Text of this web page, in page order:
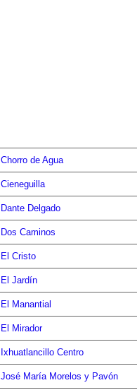
Chorro de Agua
Cieneguilla
Dante Delgado
Dos Caminos
El Cristo
El Jardín
El Manantial
El Mirador
Ixhuatlancillo Centro
José María Morelos y Pavón